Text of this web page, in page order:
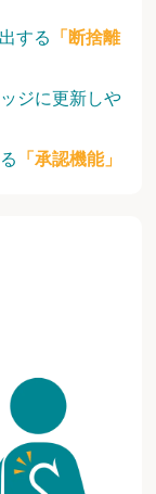
する
「断捨離
ジに更新しや
「承認機能」